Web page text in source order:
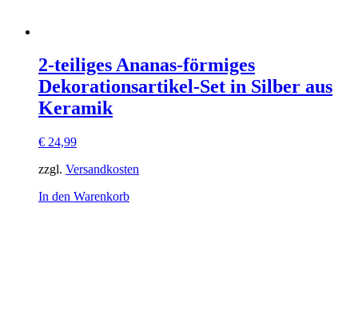
2-teiliges Ananas-förmiges
Dekorationsartikel-Set in Silber aus
Keramik
€ 24,99
zzgl. Versandkosten
In den Warenkorb